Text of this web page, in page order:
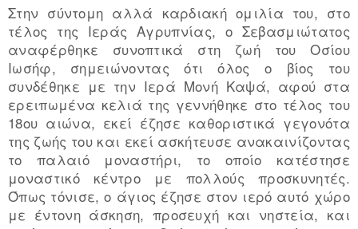
Στην σύντομη αλλά καρδιακή ομιλία του, στο
τέλος της Ιεράς Αγρυπνίας, ο Σεβασμιώτατος
αναφέρθηκε συνοπτικά στη ζωή του Οσίου
Ιωσήφ, σημειώνοντας ότι όλος ο βίος του
συνδέθηκε με την Ιερά Μονή Καψά, αφού στα
ερειπωμένα κελιά της γεννήθηκε στο τέλος του
18ου αιώνα, εκεί έζησε καθοριστικά γεγονότα
της ζωής του και εκεί ασκήτευσε ανακαινίζοντας
το παλαιό μοναστήρι, το οποίο κατέστησε
μοναστικό κέντρο με πολλούς προσκυνητές.
Όπως τόνισε, ο άγιος έζησε στον ιερό αυτό χώρο
με έντονη άσκηση, προσευχή και νηστεία, και